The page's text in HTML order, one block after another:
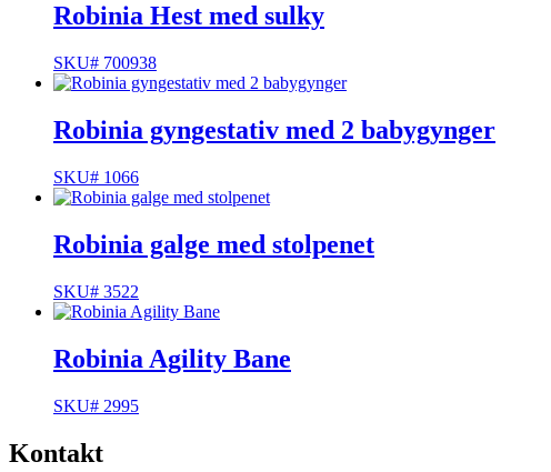
Robinia Hest med sulky
SKU# 700938
Robinia gyngestativ med 2 babygynger
SKU# 1066
Robinia galge med stolpenet
SKU# 3522
Robinia Agility Bane
SKU# 2995
Kontakt